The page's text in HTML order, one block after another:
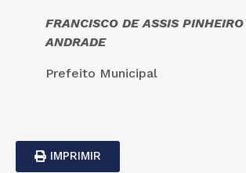
FRANCISCO DE ASSIS PINHEIRO
ANDRADE
Prefeito Municipal
IMPRIMIR